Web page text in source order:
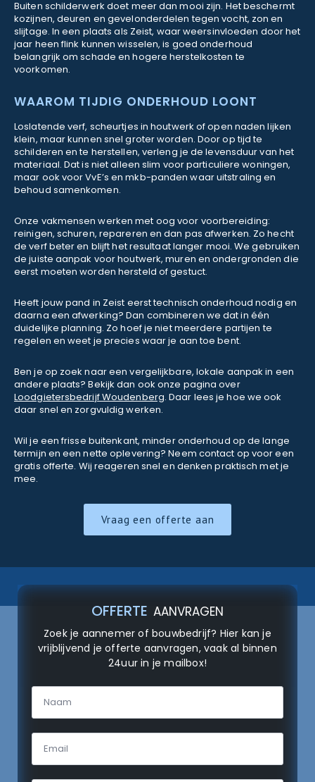
Buiten schilderwerk doet meer dan mooi zijn. Het beschermt
kozijnen, deuren en gevelonderdelen tegen vocht, zon en
slijtage. In een plaats als Zeist, waar weersinvloeden door het
jaar heen flink kunnen wisselen, is goed onderhoud
belangrijk om schade en hogere herstelkosten te
voorkomen.
WAAROM TIJDIG ONDERHOUD LOONT
Loslatende verf, scheurtjes in houtwerk of open naden lijken
klein, maar kunnen snel groter worden. Door op tijd te
schilderen en te herstellen, verleng je de levensduur van het
materiaal. Dat is niet alleen slim voor particuliere woningen,
maar ook voor VvE’s en mkb-panden waar uitstraling en
behoud samenkomen.
Onze vakmensen werken met oog voor voorbereiding:
reinigen, schuren, repareren en dan pas afwerken. Zo hecht
de verf beter en blijft het resultaat langer mooi. We gebruiken
de juiste aanpak voor houtwerk, muren en ondergronden die
eerst moeten worden hersteld of gestuct.
Heeft jouw pand in Zeist eerst technisch onderhoud nodig en
daarna een afwerking? Dan combineren we dat in één
duidelijke planning. Zo hoef je niet meerdere partijen te
regelen en weet je precies waar je aan toe bent.
Ben je op zoek naar een vergelijkbare, lokale aanpak in een
andere plaats? Bekijk dan ook onze pagina over
Loodgietersbedrijf Woudenberg. Daar lees je hoe we ook
daar snel en zorgvuldig werken.
Wil je een frisse buitenkant, minder onderhoud op de lange
termijn en een nette oplevering? Neem contact op voor een
gratis offerte. Wij reageren snel en denken praktisch met je
mee.
Vraag een offerte aan
OFFERTE AANVRAGEN
Zoek je aannemer of bouwbedrijf? Hier kan je
vrijblijvend je offerte aanvragen, vaak al binnen
24uur in je mailbox!